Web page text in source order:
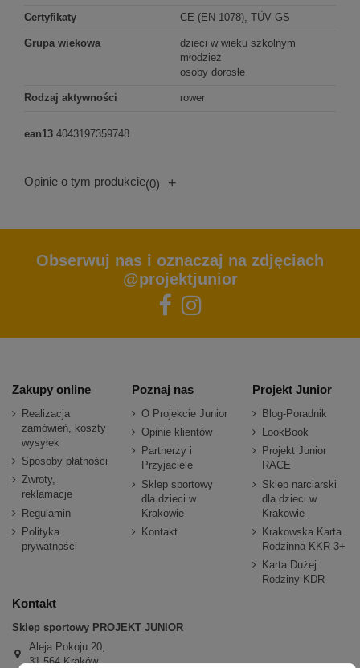
Certyfikaty CE (EN 1078), TÜV GS
Grupa wiekowa
dzieci w wieku szkolnym
młodzież
osoby dorosłe
Rodzaj aktywności rower
ean13 4043197359748
Opinie o tym produkcie(0) +
Obserwuj nas i oznaczaj na zdjęciach
@projektjunior
Zakupy online
Realizacja
zamówień, koszty
wysyłek
Sposoby płatności
Zwroty,
reklamacje
Regulamin
Polityka
prywatności
Poznaj nas
O Projekcie Junior
Opinie klientów
Partnerzy i
Przyjaciele
Sklep sportowy
dla dzieci w
Krakowie
Kontakt
Projekt Junior
Blog-Poradnik
LookBook
Projekt Junior
RACE
Sklep narciarski
dla dzieci w
Krakowie
Krakowska Karta
Rodzinna KKR 3+
Karta Dużej
Rodziny KDR
Kontakt
Sklep sportowy PROJEKT JUNIOR
Aleja Pokoju 20,
31-564 Kraków